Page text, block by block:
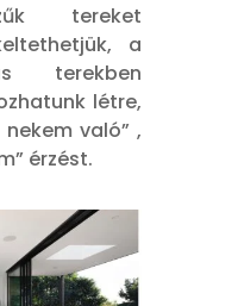
tereket
a
terekben
létre,
való” ,
érzést.